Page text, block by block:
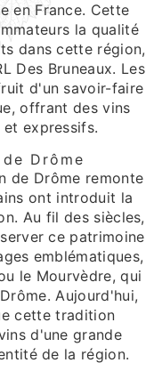
en France. Cette
la qualité
dans cette région,
Des Bruneaux. Les
d'un savoir-faire
offrant des vins
expressifs.
Drôme
de Drôme remonte
ont introduit la
Au fil des siècles,
ce patrimoine
emblématiques,
le Mourvèdre, qui
Aujourd'hui,
cette tradition
d'une grande
de la région.